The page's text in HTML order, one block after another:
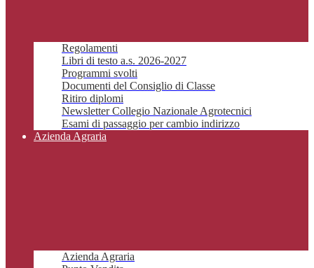
Regolamenti
Libri di testo a.s. 2026-2027
Programmi svolti
Documenti del Consiglio di Classe
Ritiro diplomi
Newsletter Collegio Nazionale Agrotecnici
Esami di passaggio per cambio indirizzo
Azienda Agraria
Azienda Agraria